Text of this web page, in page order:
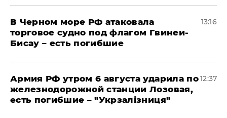
В Черном море РФ атаковала
торговое судно под флагом Гвинеи-
Бисау – есть погибшие
13:16
Армия РФ утром 6 августа ударила по
железнодорожной станции Лозовая,
есть погибшие – "Укрзалізниця"
12:37